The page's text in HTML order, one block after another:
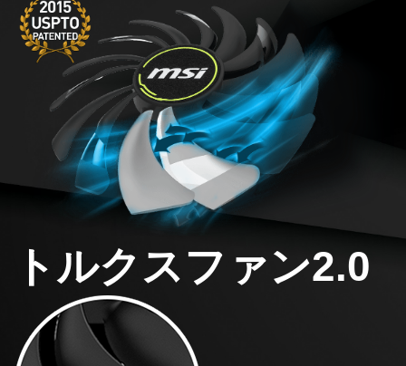
トルクスファン2.0